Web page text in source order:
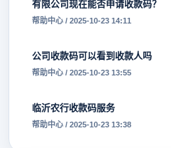
有限公司现在能否申请收款码？
帮助中心 / 2025-10-23 14:11
公司收款码可以看到收款人吗
帮助中心 / 2025-10-23 13:55
临沂农行收款码服务
帮助中心 / 2025-10-23 13:38